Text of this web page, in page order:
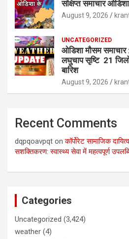
संक्षिप्त समाचार
August 9, 2026
UNCATEGORIZED
ओडिशा मौसम
लघुचाप सृष्टि 21
बारिश
August 9, 2026
Recent Comments
dqpqoavpqt onकॉर्पोरेट सामाजिक
सशक्तिकरण: स्वास्थ्य सेवा में महत्वपूर्ण
Categories
Uncategorized (3,424)
weather (4)